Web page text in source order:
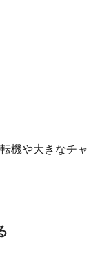
機や大きなチャ